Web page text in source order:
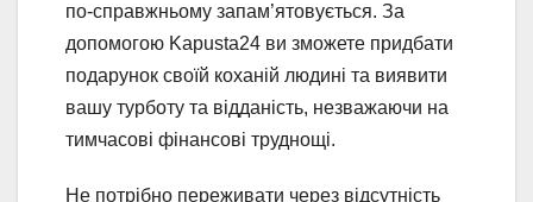
по-справжньому запам’ятовується. За
допомогою Kapusta24 ви зможете придбати
подарунок своїй коханій людині та виявити
вашу турботу та відданість, незважаючи на
тимчасові фінансові труднощі.
Не потрібно переживати через відсутність